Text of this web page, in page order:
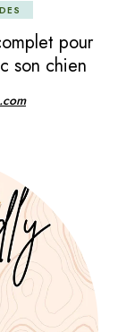
pour
son chien